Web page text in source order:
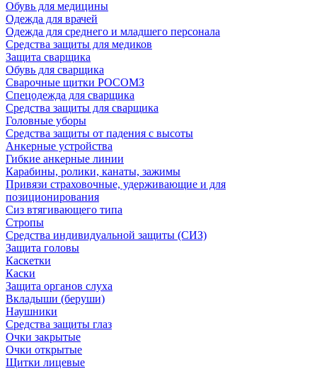
Обувь для медицины
Одежда для врачей
Одежда для среднего и младшего персонала
Средства защиты для медиков
Защита сварщика
Обувь для сварщика
Сварочные щитки РОСОМЗ
Спецодежда для сварщика
Средства защиты для сварщика
Головные уборы
Средства защиты от падения с высоты
Анкерные устройства
Гибкие анкерные линии
Карабины, ролики, канаты, зажимы
Привязи страховочные, удерживающие и для
позиционирования
Сиз втягивающего типа
Стропы
Средства индивидуальной защиты (СИЗ)
Защита головы
Каскетки
Каски
Защита органов слуха
Вкладыши (беруши)
Наушники
Средства защиты глаз
Очки закрытые
Очки открытые
Щитки лицевые